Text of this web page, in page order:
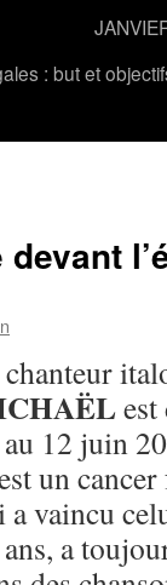
: but et
12 juin
un
a vaincu
a